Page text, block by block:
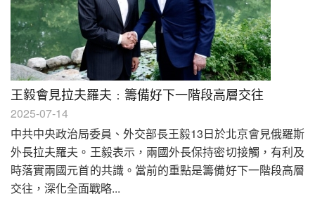
王毅會見拉夫羅夫﹕籌備好下一階段高層交往
2025-07-14
中共中央政治局委員、外交部長王毅13日於北京會見俄羅斯
外長拉夫羅夫。王毅表示，兩國外長保持密切接觸，有利及
時落實兩國元首的共識。當前的重點是籌備好下一階段高層
交往，深化全面戰略...